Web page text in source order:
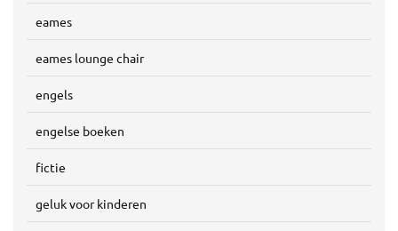
eames
eames lounge chair
engels
engelse boeken
fictie
geluk voor kinderen